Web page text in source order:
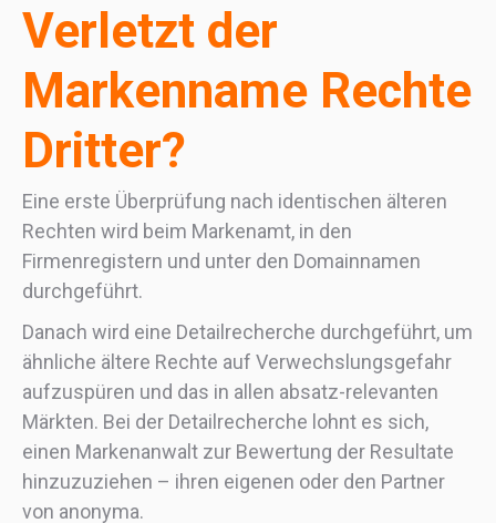
Verletzt der
Markenname Rechte
Dritter?
Eine erste Überprüfung nach identischen älteren
Rechten wird beim Markenamt, in den
Firmenregistern und unter den Domainnamen
durchgeführt.
Danach wird eine Detailrecherche durchgeführt, um
ähnliche ältere Rechte auf Verwechslungsgefahr
aufzuspüren und das in allen absatz-relevanten
Märkten. Bei der Detailrecherche lohnt es sich,
einen Markenanwalt zur Bewertung der Resultate
hinzuzuziehen – ihren eigenen oder den Partner
von anonyma.